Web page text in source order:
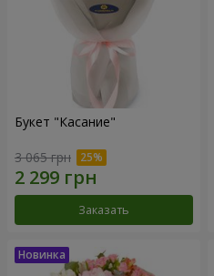
Букет "Касание"
3 065 грн
Заказать